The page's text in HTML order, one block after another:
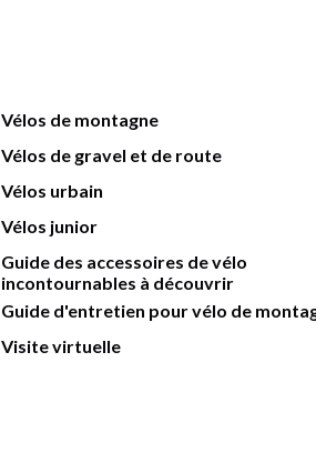
Vélos de montagne
Vélos de gravel et de route
Vélos urbain
Vélos junior
Guide des accessoires de vélo
incontournables à découvrir
Guide d'entretien pour vélo de
Visite virtuelle